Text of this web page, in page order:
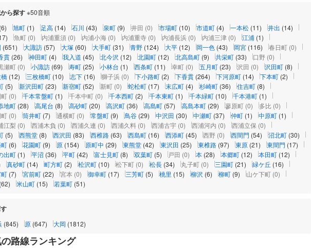
ら探す※50音順
(6) 旭町 (1) 足高 (14) 石川 (43) 泉町 (9) 井田 (0) 市場町 (10) 市道町 (4) 一本松 (11) 井出 (14)
魚町 (0) 内浦重須 (0) 内浦小海 (0) 内浦重寺 (0) 内浦長浜 (0) 内浦三津 (0) 江浦 (1)
(651) 大諏訪 (57) 大塚 (60) 大手町 (31) 青野 (124) 大平 (12) 岡一色 (43) 岡宮 (116) 春日町 (0)
貫 (26) 神田町 (4) 我入道 (45) 北今沢 (12) 北園町 (12) 北高島町 (9) 共栄町 (33) 口野 (0)
瀬町 (0) 小諏訪 (69) 寿町 (25) 小林台 (1) 西条町 (11) 幸町 (0) 五月町 (23) 沢田 (0) 沢田町 (8)
(12) 三枚橋町 (10) 志下 (16) 獅子浜 (0) 下小路町 (2) 下香貫 (264) 下河原町 (14) 下本町 (2)
(5) 新沢田町 (23) 新宿町 (52) 新町 (0) 蛇松町 (17) 末広町 (4) 杉崎町 (36) 住吉町 (8)
(0) 千本常盤町 (1) 千本中町 (0) 千本西町 (2) 千本東町 (1) 千本緑町 (10) 千本港町 (1)
地町 (28) 高尾台 (8) 高砂町 (20) 高沢町 (36) 高島町 (57) 高島本町 (29) 蓼原町 (0) 多比 (0)
(0) 筒井町 (7) 通横町 (0) 常盤町 (9) 鳥谷 (29) 中沢田 (30) 中瀬町 (37) 仲町 (1) 中原町 (1)
江梨 (0) 西浦木負 (0) 西浦久連 (0) 西浦久料 (0) 西浦古宇 (0) 西浦河内 (0) 西浦立保 (0)
(5) 西熊堂 (8) 西沢田 (83) 西椎路 (63) 西島町 (16) 西添町 (45) 西野 (0) 西間門 (54) 沼北町 (30)
(6) 花園町 (9) 原 (154) 原町中 (29) 東熊堂 (42) 東沢田 (25) 東椎路 (97) 東原 (21) 東間門 (17)
出町 (1) 平沼 (36) 平町 (42) 富士見町 (8) 双葉町 (5) 戸田 (0) 本 (28) 本郷町 (12) 本田町 (12)
真砂町 (14) 町方町 (2) 松沢町 (10) 松下町 (0) 松長 (34) 丸子町 (0) 三園町 (21) 緑ケ丘 (16)
(7) 宮前町 (22) 宮本 (0) 御幸町 (17) 三芳町 (5) 桃里 (15) 柳沢 (6) 柳町 (9) 山ケ下町 (0)
(62) 米山町 (15) 若葉町 (51)
(845) 原 (647) 大岡 (1812)
路線ランキング